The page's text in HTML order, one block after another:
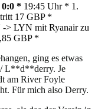
* 19:45 Uhr * 1.
17 GBP *
> LYN mit Ryanair zu
GBP *
ging es etwas
/ L**d**derry. Je
am River Foyle
Für mich also Derry.